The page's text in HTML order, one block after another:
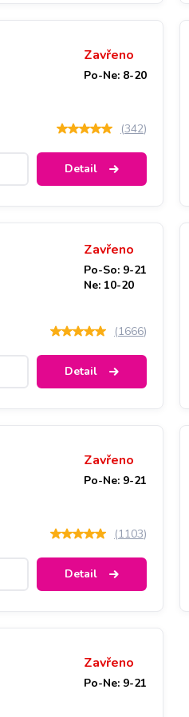
Zavřeno
Po-Ne: 8-20
(342)
Detail
Zavřeno
Po-So: 9-21
Ne: 10-20
(1666)
Detail
Zavřeno
Po-Ne: 9-21
(1103)
Detail
Zavřeno
Po-Ne: 9-21